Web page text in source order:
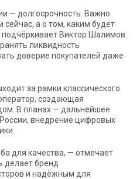
— долгосрочность. Важно
а о том, каким будет
Виктор Шалимов.
ликвидность
доверие покупателей даже
за рамки классического
создающая
В планах — дальнейшее
внедрение цифровых
для качества, — отмечает
делает бренд
и надёжным для